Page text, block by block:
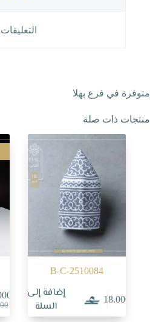
التعليقات
متوفرة في فرع بهلا
منتجات ذات صلة
B-C-2510084
18.000
إضافة إلى
السلة